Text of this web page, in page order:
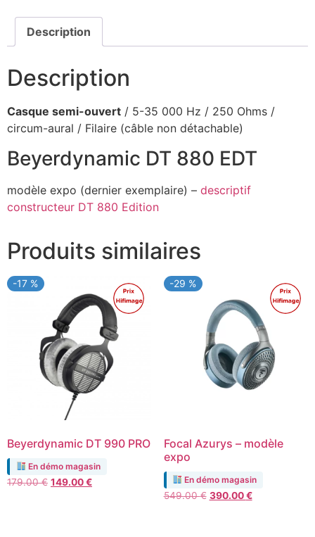
Description
Description
Casque semi-ouvert / 5-35 000 Hz / 250 Ohms /
circum-aural / Filaire (câble non détachable)
Beyerdynamic DT 880 EDT
modèle expo (dernier exemplaire) – descriptif
constructeur DT 880 Edition
Produits similaires
Promo !
-17 %
Beyerdynamic DT 990 PRO
En démo magasin
179.00€ Le
149.00€Le
Promo !
-29 %
Focal Azurys – modèle
expo
En démo magasin
549.00€ Le
390.00€Le